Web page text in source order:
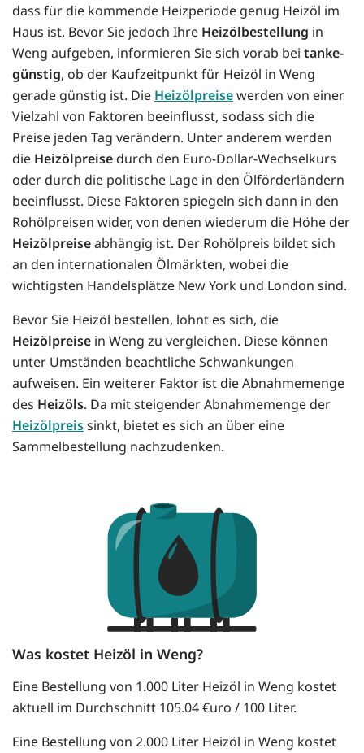
dass für die kommende Heizperiode genug Heizöl im
Haus ist. Bevor Sie jedoch Ihre Heizölbestellung in
Weng aufgeben, informieren Sie sich vorab bei tanke-
günstig, ob der Kaufzeitpunkt für Heizöl in Weng
gerade günstig ist. Die Heizölpreisewerden von einer
Vielzahl von Faktoren beeinflusst, sodass sich die
Preise jeden Tag verändern. Unter anderem werden
die Heizölpreise durch den Euro-Dollar-Wechselkurs
oder durch die politische Lage in den Ölförderländern
beeinflusst. Diese Faktoren spiegeln sich dann in den
Rohölpreisen wider, von denen wiederum die Höhe der
Heizölpreiseabhängig ist. Der Rohölpreis bildet sich
an den internationalen Ölmärkten, wobei die
wichtigsten Handelsplätze New York und London sind.
Bevor Sie Heizöl bestellen, lohnt es sich, die
Heizölpreise in Weng zu vergleichen. Diese können
unter Umständen beachtliche Schwankungen
aufweisen. Ein weiterer Faktor ist die Abnahmemenge
des Heizöls. Da mit steigender Abnahmemenge der
Heizölpreissinkt, bietet es sich an über eine
Sammelbestellung nachzudenken.
Was kostet Heizöl in Weng?
Eine Bestellung von 1.000 Liter Heizöl in Weng kostet
aktuell im Durchschnitt 105.04 €uro / 100 Liter.
Eine Bestellung von 2.000 Liter Heizöl in Weng kostet